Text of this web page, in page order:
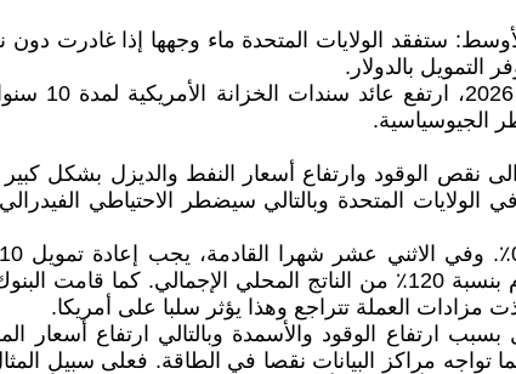
ستفقد الولايات المتحدة ماء وجهها إذا غادرت
التمويل بالدولار.
بعد خطاب
الجيوسياسية.
التضخم في الولايات المتحدة وبالتالي سيضطر الاحتياطي
مزادات العملة تتراجع وهذا يؤثر سلبا على أمريكا.
ارتفاع الوقود والأسمدة وبالتالي ارتفاع أسعار